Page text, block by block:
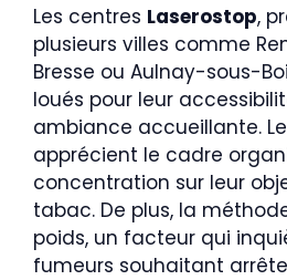
Les centres Laserostop,
plusieurs villes comme
Bresse ou Aulnay-sous-
loués pour leur
ambiance accueillante.
apprécient le cadre
concentration sur leur
tabac. De plus, la
poids, un facteur qui
fumeurs souhaitant